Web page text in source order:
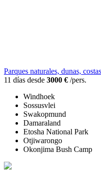
Parques naturales, dunas,
11 días desde 3000 € /pers.
Windhoek
Sossusvlei
Swakopmund
Damaraland
Etosha National Park
Otjiwarongo
Okonjima Bush Camp